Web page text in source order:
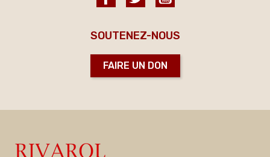
SOUTENEZ-NOUS
FAIRE UN DON